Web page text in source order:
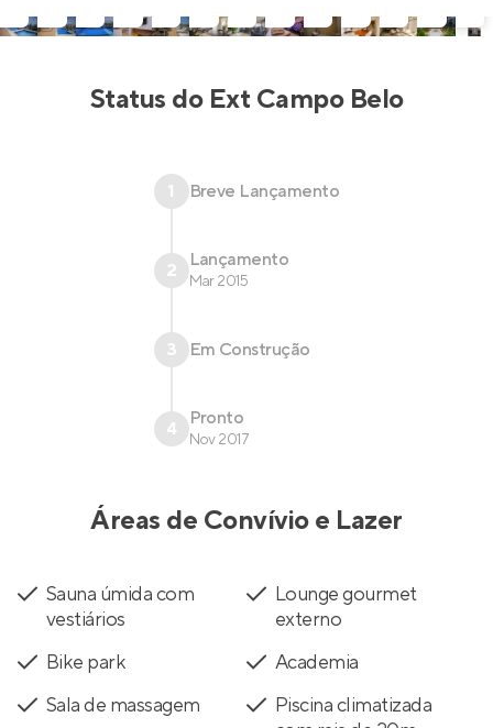
Status do Ext Campo Belo
1 Breve Lançamento
2 Lançamento
Mar 2015
3 Em Construção
4 Pronto
Nov 2017
Áreas de Convívio e Lazer
Sauna úmida com
vestiários
Lounge gourmet
externo
Bike park
Academia
Sala de massagem
Piscina climatizada